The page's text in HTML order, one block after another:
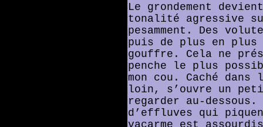
Le grondement
tonalité agressive
pesamment. Des
puis de plus en plus
gouffre. Cela ne
penche le plus
mon cou. Caché
loin, s’ouvre un
regarder au-
d’effluves qui
vacarme est